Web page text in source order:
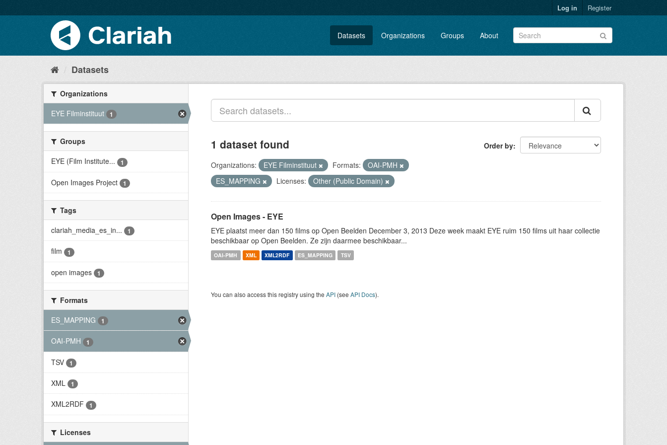
Log in Register
Datasets Organizations Groups About
Datasets
Organizations
EYE Filminstituut
1
Groups
EYE (Film Institute...
1
Open Images Project 1
Tags
clariah_media_es_in...
1
film 1
open images 1
Formats
ES_MAPPING
1
OAI-PMH 1
TSV 1
XML 1
XML2RDF 1
Licenses
Order by
1 dataset found
Organizations: EYE Filminstituut Formats:
OAI-PMH
ES_MAPPING
Licenses: Other (Public Domain)
Open Images - EYE
EYE plaatst meer dan 150 films op Open Beelden December 3, 2013 Deze week maakt EYE ruim 150 films uit haar collectie
beschikbaar op Open Beelden. Ze zijn daarmee beschikbaar...
OAI-PMH XML XML2RDF ES_MAPPING TSV
You can also access this registry using the API (see API Docs).